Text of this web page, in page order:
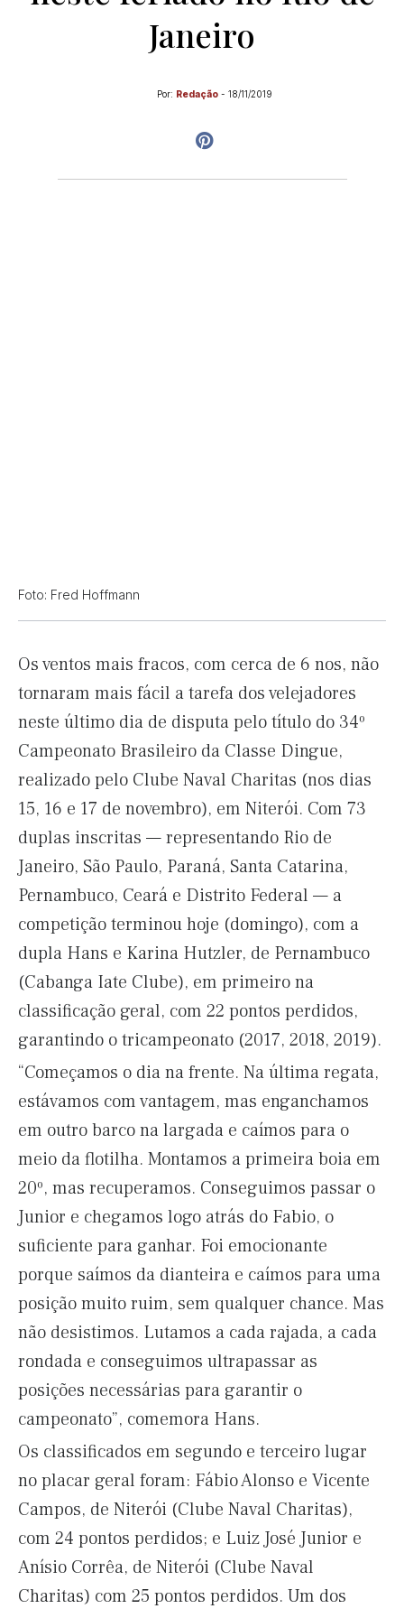
Janeiro
Por: Redação - 18/11/2019
Foto: Fred Hoffmann
Os ventos mais fracos, com cerca de 6 nos, não
tornaram mais fácil a tarefa dos velejadores
neste último dia de disputa pelo título do 34º
Campeonato Brasileiro da Classe Dingue,
realizado pelo Clube Naval Charitas (nos dias
15, 16 e 17 de novembro), em Niterói. Com 73
duplas inscritas — representando Rio de
Janeiro, São Paulo, Paraná, Santa Catarina,
Pernambuco, Ceará e Distrito Federal — a
competição terminou hoje (domingo), com a
dupla Hans e Karina Hutzler, de Pernambuco
(Cabanga Iate Clube), em primeiro na
classificação geral, com 22 pontos perdidos,
garantindo o tricampeonato (2017, 2018, 2019).
“Começamos o dia na frente. Na última regata,
estávamos com vantagem, mas enganchamos
em outro barco na largada e caímos para o
meio da flotilha. Montamos a primeira boia em
20º, mas recuperamos. Conseguimos passar o
Junior e chegamos logo atrás do Fabio, o
suficiente para ganhar. Foi emocionante
porque saímos da dianteira e caímos para uma
posição muito ruim, sem qualquer chance. Mas
não desistimos. Lutamos a cada rajada, a cada
rondada e conseguimos ultrapassar as
posições necessárias para garantir o
campeonato”, comemora Hans.
Os classificados em segundo e terceiro lugar
no placar geral foram: Fábio Alonso e Vicente
Campos, de Niterói (Clube Naval Charitas),
com 24 pontos perdidos; e Luiz José Junior e
Anísio Corrêa, de Niterói (Clube Naval
Charitas) com 25 pontos perdidos. Um dos